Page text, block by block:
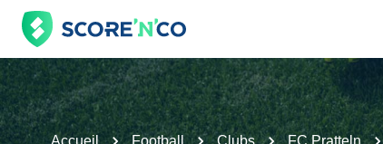
Accueil Football Clubs FC Pratteln